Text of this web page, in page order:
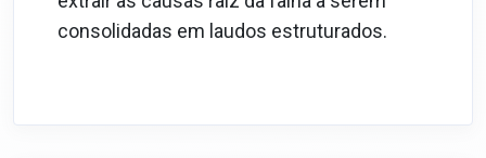
consolidadas em laudos estruturados.